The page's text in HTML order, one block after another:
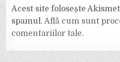
Acest site folosește
spamul.Află cum sunt
comentariilor tale.